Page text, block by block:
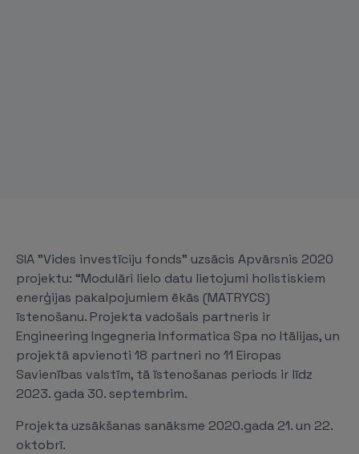
SIA "Vides investīciju fonds” uzsācis Apvārsnis 2020
projektu: “Modulāri lielo datu lietojumi holistiskiem
enerģijas pakalpojumiem ēkās (MATRYCS)
īstenošanu. Projekta vadošais partneris ir
Engineering Ingegneria Informatica Spa no Itālijas, un
projektā apvienoti 18 partneri no 11 Eiropas
Savienības valstīm, tā īstenošanas periods ir līdz
2023. gada 30. septembrim.
Projekta uzsākšanas sanāksme 2020.gada 21. un 22.
oktobrī.